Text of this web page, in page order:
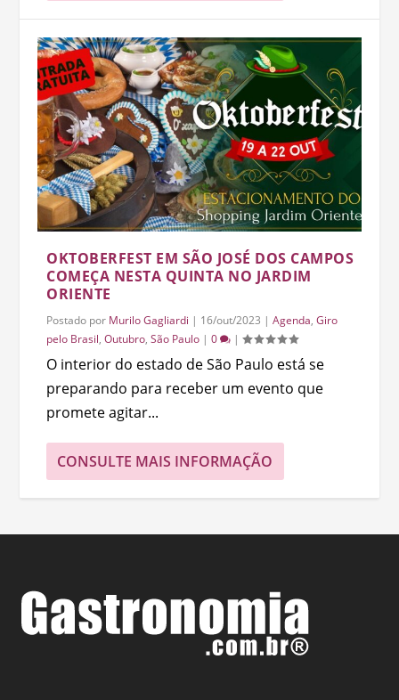
OKTOBERFEST EM SÃO JOSÉ DOS CAMPOS
COMEÇA NESTA QUINTA NO JARDIM
ORIENTE
Postado por Murilo Gagliardi | 16/out/2023 |Agenda,Giro
pelo Brasil,Outubro,São Paulo |0 |
O interior do estado de São Paulo está se
preparando para receber um evento que
promete agitar...
CONSULTE MAIS INFORMAÇÃO